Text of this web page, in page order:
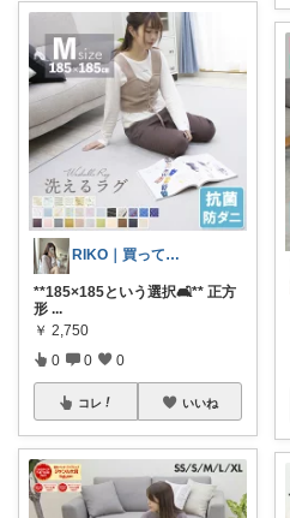
RIKO｜買ってよかった商品紹介
**185×185という選択🛋** 正方
形 ...
￥ 2,750
0 0 0
コレ いいね